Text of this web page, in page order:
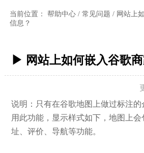
当前位置： 帮助中心/ 常见问题 / 网站上
信息？
▶ 网站上如何嵌入谷歌
说明：只有在谷歌地图上做过标注
用此功能，显示样式如下，地图上
址、评价、导航等功能。